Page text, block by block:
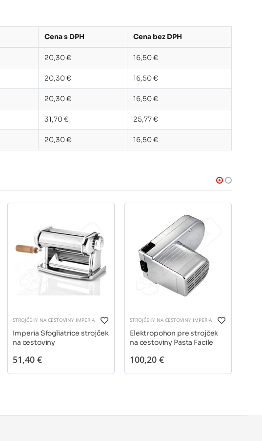
Cena s DPH Cena bez DPH
20,30 € 16,50 €
20,30 € 16,50 €
20,30 € 16,50 €
31,70 € 25,77 €
20,30 € 16,50 €
STROJČEKY NA CESTOVINY IMPERIA
Imperia Sfogliatrice strojček
na cestoviny
51,40 €
STROJČEKY NA CESTOVINY IMPERIA
Elektropohon pre strojček
na cestoviny Pasta Facile
100,20 €